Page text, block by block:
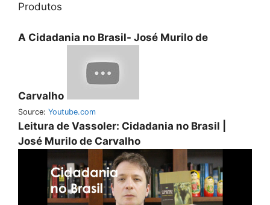
Produtos
A Cidadania no Brasil- José Murilo de
Carvalho
Source: Youtube.com
Leitura de Vassoler: Cidadania no Brasil |
José Murilo de Carvalho